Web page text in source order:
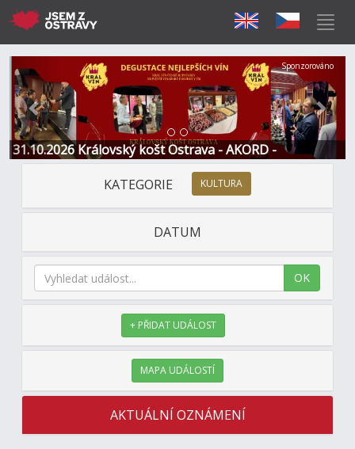
31.10.2026 Královský košt Ostrava - AKORD -
Restaurace a Hotel
Předchozí Další
Sponzorováno
KATEGORIE KULTURA
DATUM
OK
+ PŘIDAT UDÁLOST
MAPA UDÁLOSTÍ
AKTUÁLNÍ OZNÁMENÍ